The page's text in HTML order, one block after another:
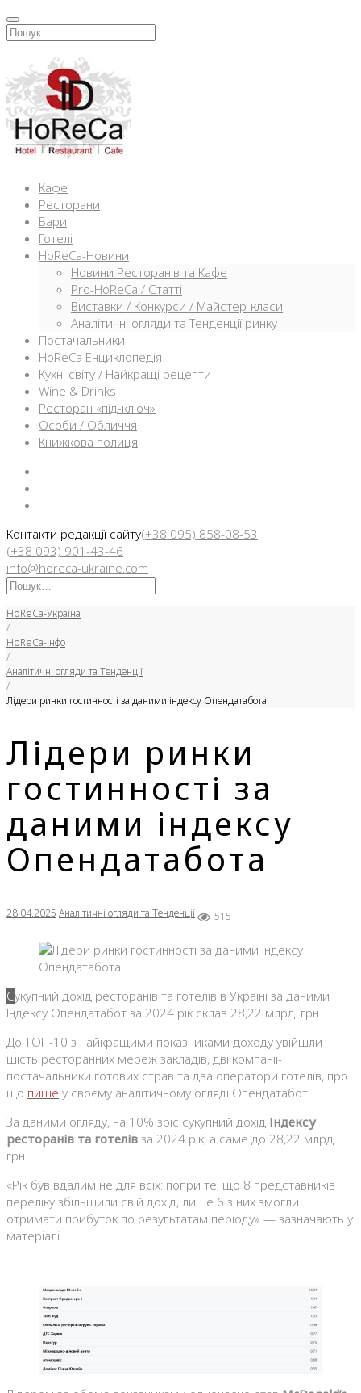
Перейти
кИскать:
Кафе
Ресторани
Бари
Готелі
HoReCa-Новини
Новини Ресторанів та Кафе
Pro-HoReCa / Статті
Виставки / Конкурси / Майстер-класи
Аналітичні огляди та Тенденції ринку
Постачальники
HoReCa Енциклопедія
Кухні світу / Найкращі рецепти
Wine & Drinks
Ресторан «під-ключ»
Особи / Обличчя
Книжкова полиця
Контакти редакції сайту(+38 095) 858-08-53
(+38 093) 901-43-46
info@horeca-ukraine.com
Искать:
HoReCa-Україна
/
HoReCa-Інфо
/
Аналітичні огляди та Тенденції
/
Лідери ринки гостинності за даними індексу Опендатабота
Лідери ринки
гостинності за
даними індексу
Опендатабота
28.04.2025 Аналітичні огляди та Тенденції 515
Сукупний дохід ресторанів та готелів в Україні за даними
Індексу Опендатабот за 2024 рік склав 28,22 млрд. грн.
До ТОП-10 з найкращими показниками доходу увійшли
шість ресторанних мереж закладів, дві компанії-
постачальники готових страв та два оператори готелів, про
що пише у своєму аналітичному огляді Опендатабот.
За даними огляду, на 10% зріс сукупний дохід Індексу
ресторанів та готелів за 2024 рік, а саме до 28,22 млрд.
грн.
«Рік був вдалим не для всіх: попри те, що 8 представників
переліку збільшили свій дохід, лише 6 з них змогли
отримати прибуток по результатам періоду» — зазначають у
матеріалі.